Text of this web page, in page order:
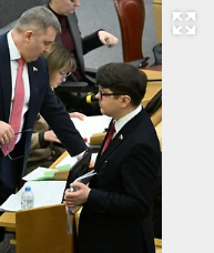
Развернуть